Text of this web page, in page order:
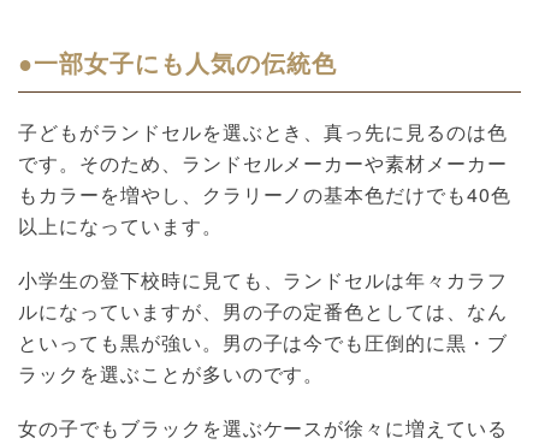
●一部女子にも人気の伝統色
子どもがランドセルを選ぶとき、真っ先に見るのは色
です。そのため、ランドセルメーカーや素材メーカー
もカラーを増やし、クラリーノの基本色だけでも40色
以上になっています。
小学生の登下校時に見ても、ランドセルは年々カラフ
ルになっていますが、男の子の定番色としては、なん
といっても黒が強い。男の子は今でも圧倒的に黒・ブ
ラックを選ぶことが多いのです。
女の子でもブラックを選ぶケースが徐々に増えている